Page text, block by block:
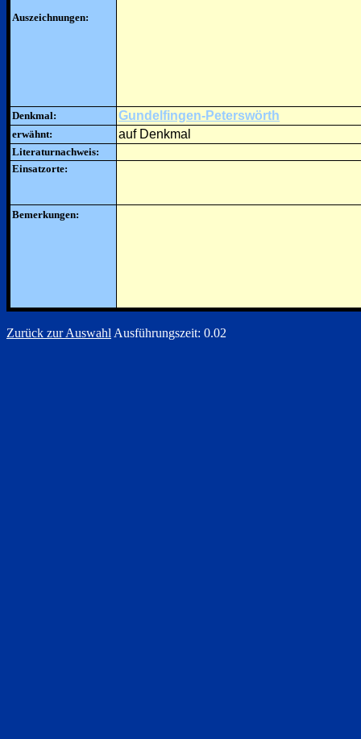
Auszeichnungen:
Denkmal: Gundelfingen-Peterswörth
erwähnt: auf Denkmal
Literaturnachweis:
Einsatzorte:
Bemerkungen:
Zurück zur Auswahl Ausführungszeit: 0.02